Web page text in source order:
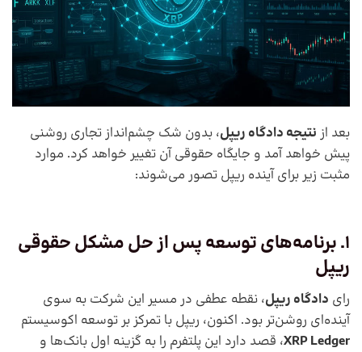
بعد از نتیجه دادگاه ریپل، بدون شک چشم‌انداز تجاری روشنی
پیش خواهد آمد و جایگاه حقوقی آن تغییر خواهد کرد. موارد
مثبت زیر برای آینده ریپل تصور می‌شوند:
1. برنامه‌های توسعه پس از حل مشکل حقوقی
ریپل
رای دادگاه ریپل، نقطه عطفی در مسیر این شرکت به سوی
آینده‌ای روشن‌تر بود. اکنون، ریپل با تمرکز بر توسعه اکوسیستم
XRP Ledger، قصد دارد این پلتفرم را به گزینه اول بانک‌ها و